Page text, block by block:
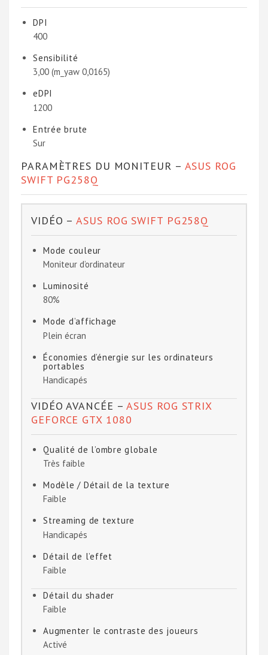
DPI
400
Sensibilité
3,00 (m_yaw 0,0165)
eDPI
1200
Entrée brute
Sur
PARAMÈTRES DU MONITEUR – ASUS ROG
SWIFT PG258Q
VIDÉO –ASUS ROG SWIFT PG258Q
Mode couleur
Moniteur d’ordinateur
Luminosité
80%
Mode d’affichage
Plein écran
Économies d’énergie sur les ordinateurs
portables
Handicapés
VIDÉO AVANCÉE –ASUS ROG STRIX
GEFORCE GTX 1080
Qualité de l’ombre globale
Très faible
Modèle / Détail de la texture
Faible
Streaming de texture
Handicapés
Détail de l’effet
Faible
Détail du shader
Faible
Augmenter le contraste des joueurs
Activé